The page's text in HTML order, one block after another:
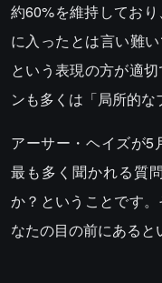
約60%を維持してお
に入ったとは言い難
という表現の方が適
ンも多くは「局所的な
アーサー・ヘイズが5
最も多く聞かれる質
か？ということです
なたの目の前にあると